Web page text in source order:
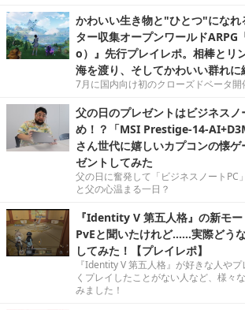
かわいい生き物と"ひとつ"にな
ター収集オープンワールド
o）』先行プレイレポ。相棒とリ
海を渡り、そしてかわいい群れに
7月に国内向け初のクローズドベータ開
父の日のプレゼントはビジネスノ
め！？「MSI Prestige-14-
さん世代に嬉しいカプコンの懐
ゼントしてみた
父の日に奮発して「ビジネスノートPC
と父の心温まる一日？
『Identity V 第五人格』の新モ
PvEと聞いたけれど……実際どう
してみた！【プレイレポ】
『Identity V 第五人格』が好きな人や
くプレイしたことがない人など、様々
みました！